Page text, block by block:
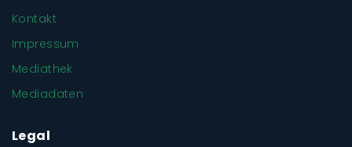
Kontakt
Impressum
Mediathek
Mediadaten
Legal